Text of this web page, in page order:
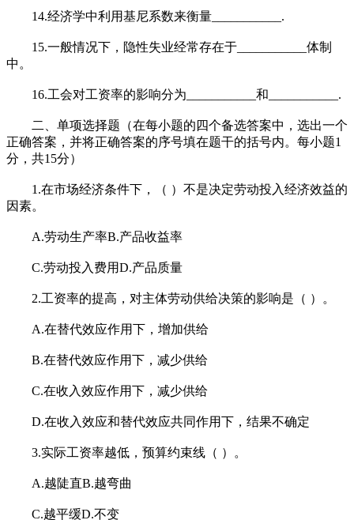
14.经济学中利用基尼系数来衡量___________.
15.一般情况下，隐性失业经常存在于___________体制
中。
16.工会对工资率的影响分为___________和___________.
二、单项选择题（在每小题的四个备选答案中，选出一个
正确答案，并将正确答案的序号填在题干的括号内。每小题1
分，共15分）
1.在市场经济条件下，（ ）不是决定劳动投入经济效益的
因素。
A.劳动生产率B.产品收益率
C.劳动投入费用D.产品质量
2.工资率的提高，对主体劳动供给决策的影响是（ ）。
A.在替代效应作用下，增加供给
B.在替代效应作用下，减少供给
C.在收入效应作用下，减少供给
D.在收入效应和替代效应共同作用下，结果不确定
3.实际工资率越低，预算约束线（ ）。
A.越陡直B.越弯曲
C.越平缓D.不变